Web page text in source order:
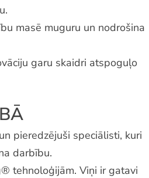
masē muguru un nodrošina
garu skaidri atspoguļo
pieredzējuši speciālisti, kuri
darbību.
tehnoloģijām. Viņi ir gatavi